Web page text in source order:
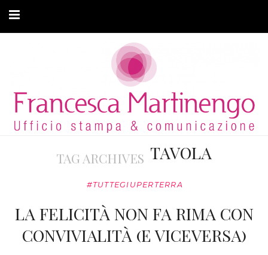
ARTICOLI
MODA ADATTIVA
CONTATTITAG ARCHIVES TAVOLA
#TUTTEGIUPERTERRA
LA FELICITÀ NON FA RIMA CON
CONVIVIALITÀ (E VICEVERSA)